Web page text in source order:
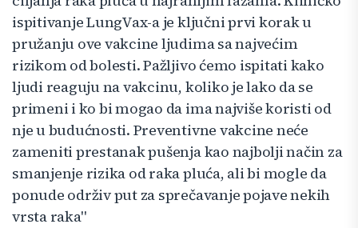
ispitivanje LungVax-a je ključni prvi korak u
pružanju ove vakcine ljudima sa najvećim
rizikom od bolesti. Pažljivo ćemo ispitati kako
ljudi reaguju na vakcinu, koliko je lako da se
primeni i ko bi mogao da ima najviše koristi od
nje u budućnosti. Preventivne vakcine neće
zameniti prestanak pušenja kao najbolji način za
smanjenje rizika od raka pluća, ali bi mogle da
ponude održiv put za sprečavanje pojave nekih
vrsta raka"